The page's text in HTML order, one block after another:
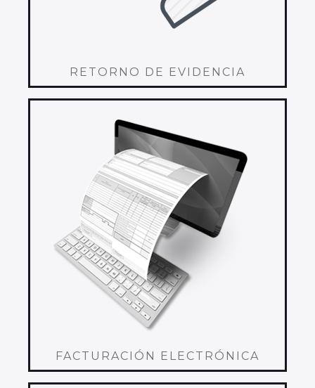
RETORNO DE EVIDENCIA
FACTURACIÓN ELECTRÓNICA